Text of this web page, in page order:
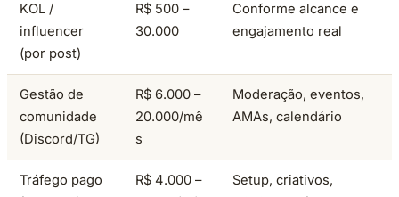
KOL /
influencer
(por post)
R$ 500 –
30.000
Conforme alcance e
engajamento real
Gestão de
comunidade
(Discord/TG)
R$ 6.000 –
20.000/mê
s
Moderação, eventos,
AMAs, calendário
Tráfego pago
R$ 4.000 –
Setup, criativos,